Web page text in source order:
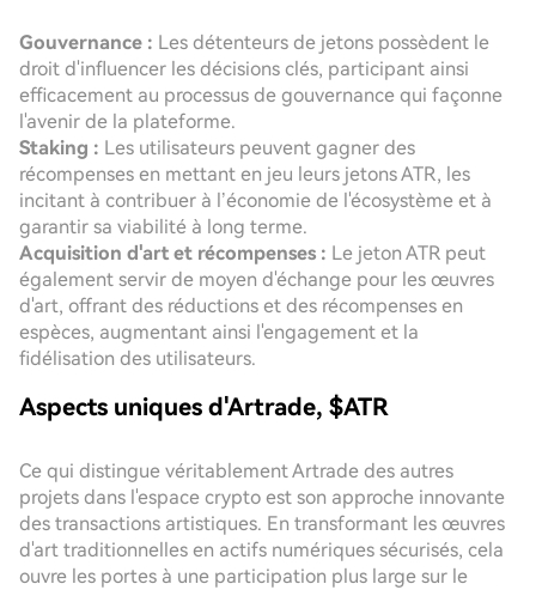
Gouvernance : Les détenteurs de jetons possèdent le
droit d'influencer les décisions clés, participant ainsi
efficacement au processus de gouvernance qui façonne
l'avenir de la plateforme.
Staking : Les utilisateurs peuvent gagner des
récompenses en mettant en jeu leurs jetons ATR, les
incitant à contribuer à l’économie de l'écosystème et à
garantir sa viabilité à long terme.
Acquisition d'art et récompenses : Le jeton ATR peut
également servir de moyen d'échange pour les œuvres
d'art, offrant des réductions et des récompenses en
espèces, augmentant ainsi l'engagement et la
fidélisation des utilisateurs.
Aspects uniques d'Artrade, $ATR
Ce qui distingue véritablement Artrade des autres
projets dans l'espace crypto est son approche innovante
des transactions artistiques. En transformant les œuvres
d'art traditionnelles en actifs numériques sécurisés, cela
ouvre les portes à une participation plus large sur le